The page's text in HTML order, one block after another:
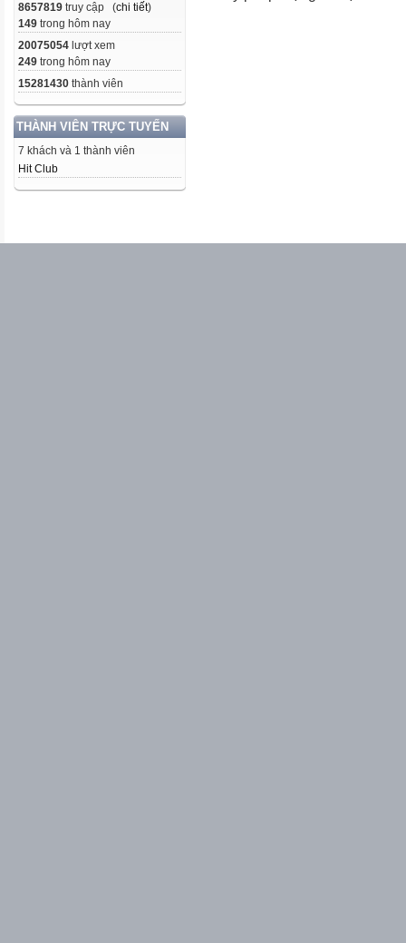
8657819 truy cập (chi tiết)
149 trong hôm nay
20075054 lượt xem
249 trong hôm nay
15281430 thành viên
THÀNH VIÊN TRỰC TUYẾN
7 khách và 1 thành viên
Hit Club